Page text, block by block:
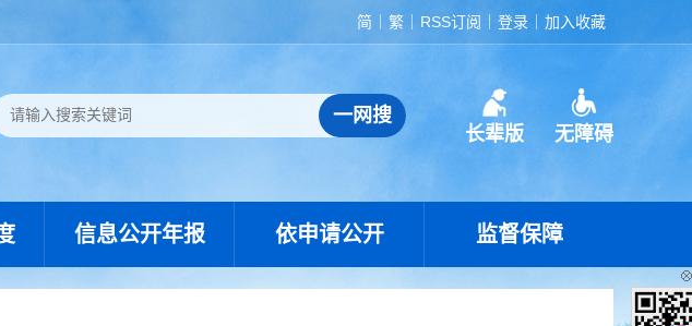
简 繁 RSS订阅 登录 加入收藏
长辈版 无障碍
信息公开年报 依申请公开 监督保障